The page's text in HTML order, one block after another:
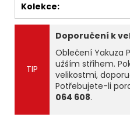
Kolekce:
TIP
Doporučení k
Oblečení Yakuza
užším střihem.
velikostmi,
Potřebujete-li
064 608.